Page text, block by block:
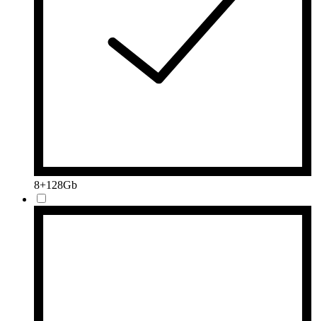
8+128Gb